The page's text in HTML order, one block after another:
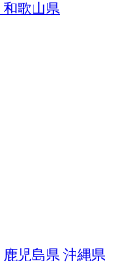
和歌山県
鹿児島県 沖縄県